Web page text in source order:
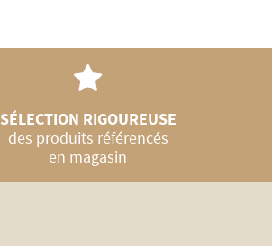
SÉLECTION RIGOUREUSE
des produits référencés
en magasin